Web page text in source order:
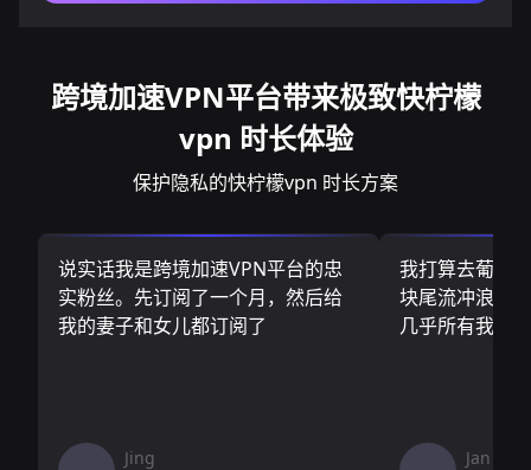
跨境加速VPN平台带来极致快柠檬
vpn 时长体验
保护隐私的快柠檬vpn 时长方案
说实话我是跨境加速VPN平台的忠
实粉丝。先订阅了一个月，然后给
我的妻子和女儿都订阅了
Jing
我打算去葡萄
块尾流冲浪板
几乎所有我需
Jan V